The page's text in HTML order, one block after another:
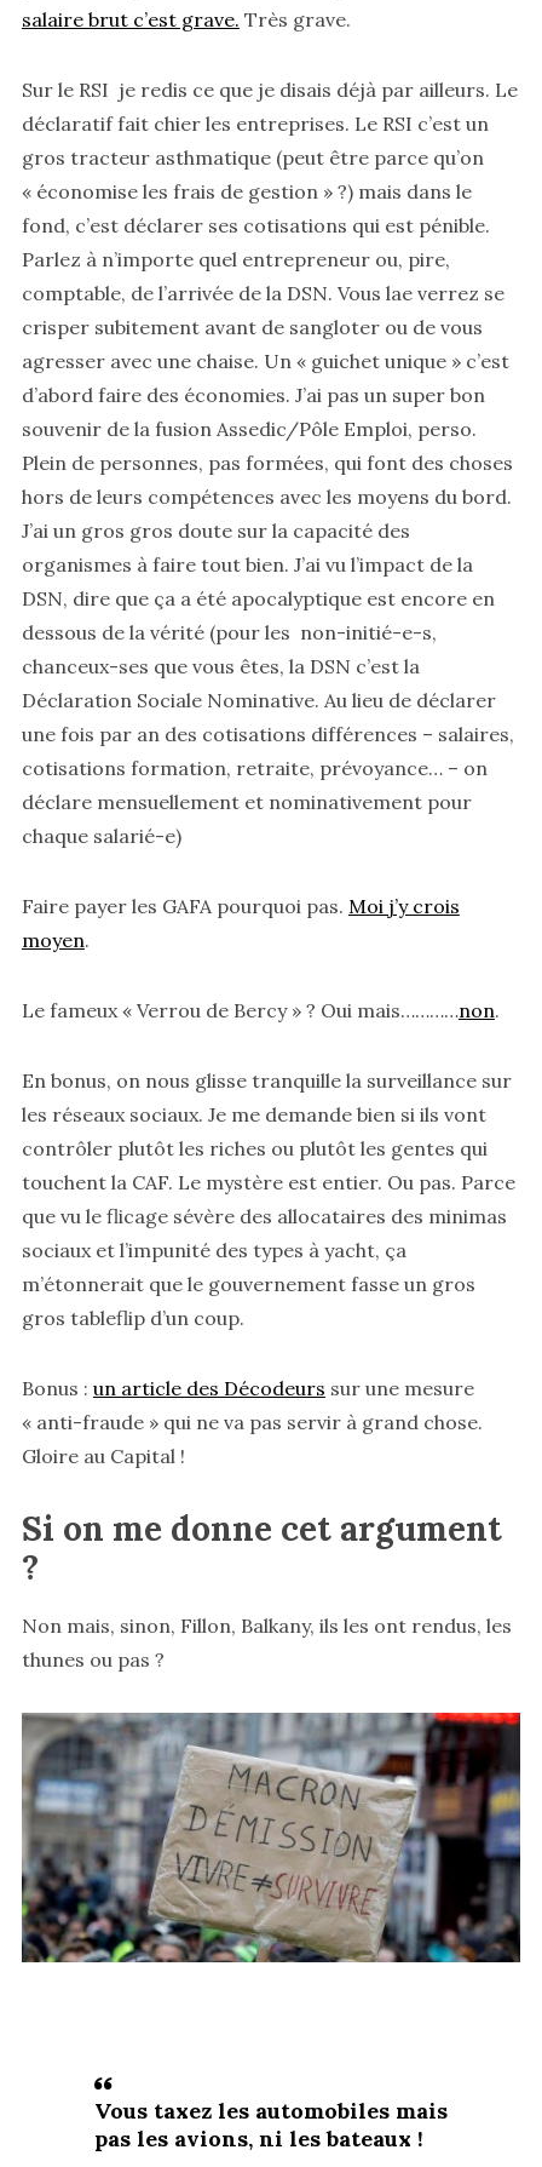
salaire brut c’est grave. Très grave.
Sur le RSI je redis ce que je disais déjà par ailleurs. Le
déclaratif fait chier les entreprises. Le RSI c’est un
gros tracteur asthmatique (peut être parce qu’on
« économise les frais de gestion » ?) mais dans le
fond, c’est déclarer ses cotisations qui est pénible.
Parlez à n’importe quel entrepreneur ou, pire,
comptable, de l’arrivée de la DSN. Vous lae verrez se
crisper subitement avant de sangloter ou de vous
agresser avec une chaise. Un « guichet unique » c’est
d’abord faire des économies. J’ai pas un super bon
souvenir de la fusion Assedic/Pôle Emploi, perso.
Plein de personnes, pas formées, qui font des choses
hors de leurs compétences avec les moyens du bord.
J’ai un gros gros doute sur la capacité des
organismes à faire tout bien. J’ai vu l’impact de la
DSN, dire que ça a été apocalyptique est encore en
dessous de la vérité (pour les non-initié-e-s,
chanceux-ses que vous êtes, la DSN c’est la
Déclaration Sociale Nominative. Au lieu de déclarer
une fois par an des cotisations différences – salaires,
cotisations formation, retraite, prévoyance… – on
déclare mensuellement et nominativement pour
chaque salarié-e)
Faire payer les GAFA pourquoi pas. Moi j’y crois
moyen.
Le fameux « Verrou de Bercy » ? Oui mais…………non.
En bonus, on nous glisse tranquille la surveillance sur
les réseaux sociaux. Je me demande bien si ils vont
contrôler plutôt les riches ou plutôt les gentes qui
touchent la CAF. Le mystère est entier. Ou pas. Parce
que vu le flicage sévère des allocataires des minimas
sociaux et l’impunité des types à yacht, ça
m’étonnerait que le gouvernement fasse un gros
gros tableflip d’un coup.
Bonus : un article des Décodeurs sur une mesure
« anti-fraude » qui ne va pas servir à grand chose.
Gloire au Capital !
Si on me donne cet argument
?
Non mais, sinon, Fillon, Balkany, ils les ont rendus, les
thunes ou pas ?
Vous taxez les automobiles mais
pas les avions, ni les bateaux !